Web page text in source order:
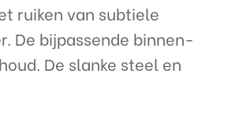
ruiken van subtiele
De bijpassende binnen-
De slanke steel en